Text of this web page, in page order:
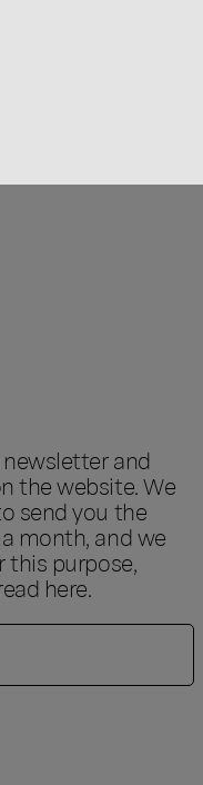
and
the website. We
send you the
month, and we
this purpose,
here.